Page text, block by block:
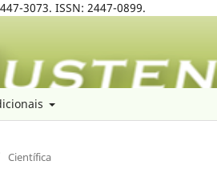
3073. ISSN: 2447-0899.
Científica